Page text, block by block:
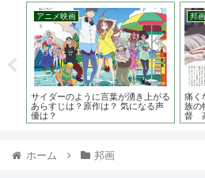
アニメ映画
サイダーのように言葉が湧き上がる
あらすじは？原作は？ 気になる声
優は？
邦画
痛く
族の
督
ホーム 邦画